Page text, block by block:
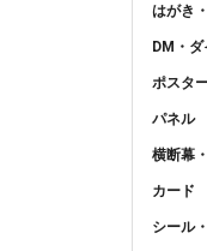
はがき
DM・
ポスタ
パネル
横断幕
カード
シール